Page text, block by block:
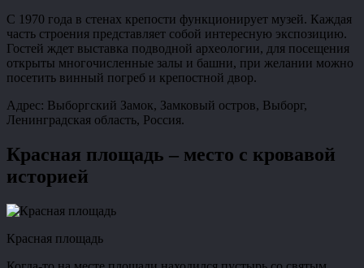
С 1970 года в стенах крепости функционирует музей. Каждая
часть строения представляет собой интересную экспозицию.
Гостей ждет выставка подводной археологии, для посещения
открыты многочисленные залы и башни, при желании можно
посетить винный погреб и крепостной двор.
Адрес: Выборгский Замок, Замковый остров, Выборг,
Ленинградская область, Россия.
Красная площадь – место с кровавой
историей
Красная площадь